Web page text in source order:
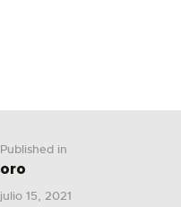
Published in
oro
julio 15, 2021